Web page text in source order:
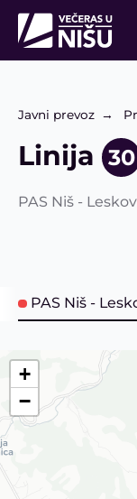
Javni prevoz
Linija 30
PAS Niš -
PAS Niš -
+
−